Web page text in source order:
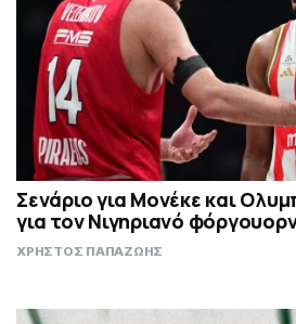
Σενάριο για Μονέκε και
για τον Νιγηριανό
ΧΡΗΣΤΟΣ ΠΑΠΑΖΩΗΣ